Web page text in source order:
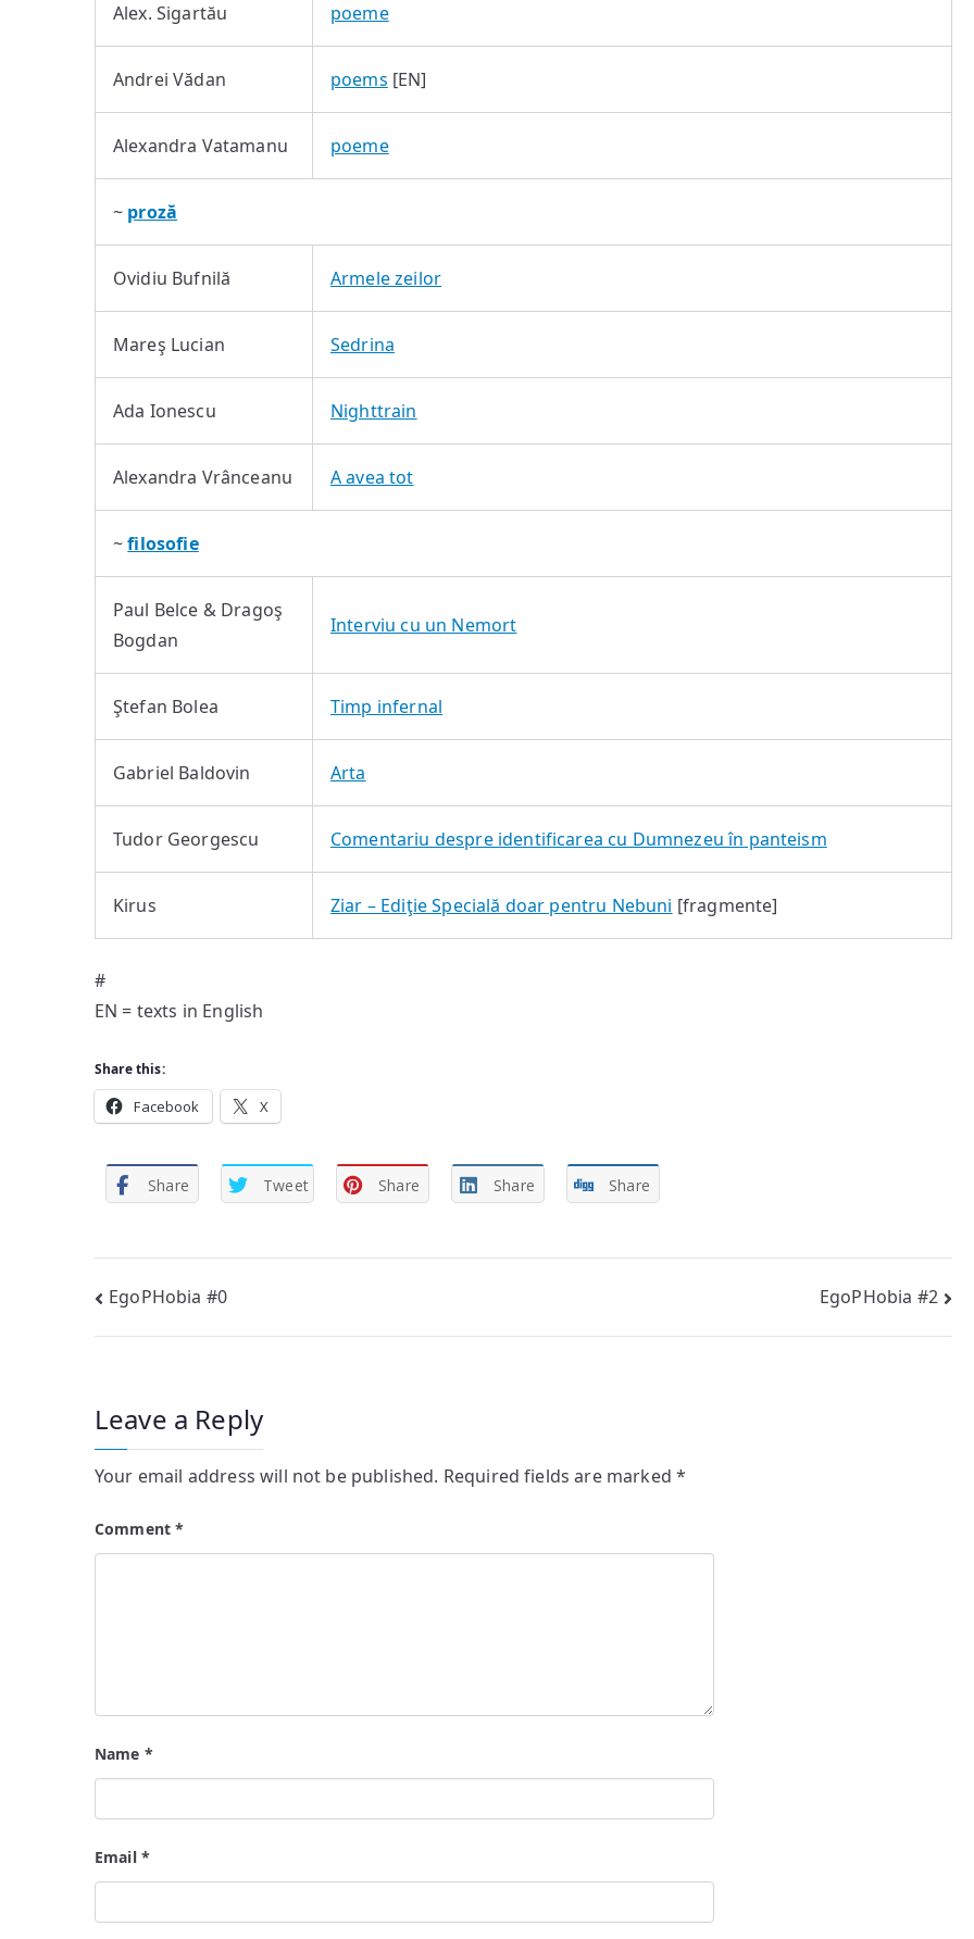
Alex. Sigartău poeme
Andrei Vădan poems [EN]
Alexandra Vatamanu poeme
~ proză
Ovidiu Bufnilă Armele zeilor
Mareş Lucian Sedrina
Ada Ionescu Nighttrain
Alexandra Vrânceanu A avea tot
~filosofie
Paul Belce & Dragoş
Bogdan
Interviu cu un Nemort
Ştefan Bolea Timp infernal
Gabriel Baldovin Arta
Tudor Georgescu Comentariu despre identificarea cu Dumnezeu în panteism
Kirus Ziar – Ediţie Specială doar pentru Nebuni [fragmente]
#
EN = texts in English
Share this:
Facebook X
Share Tweet Share Share Share
Post
navigation
EgoPHobia #0 EgoPHobia #2
Leave a Reply
Your email address will not be published. Required fields are marked*
Comment*
Name *
Email *